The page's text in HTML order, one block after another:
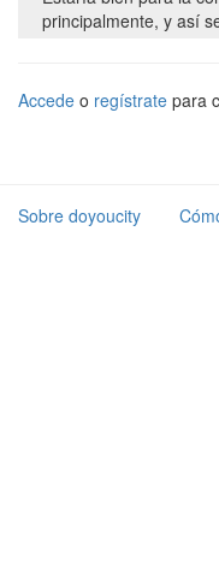
principalmente, y así
Accede o regístrate para
Sobre doyoucity